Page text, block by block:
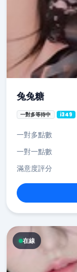
兔兔糖
一對多等待中 i349
一對多點數
一對一點數
滿意度評分
在線